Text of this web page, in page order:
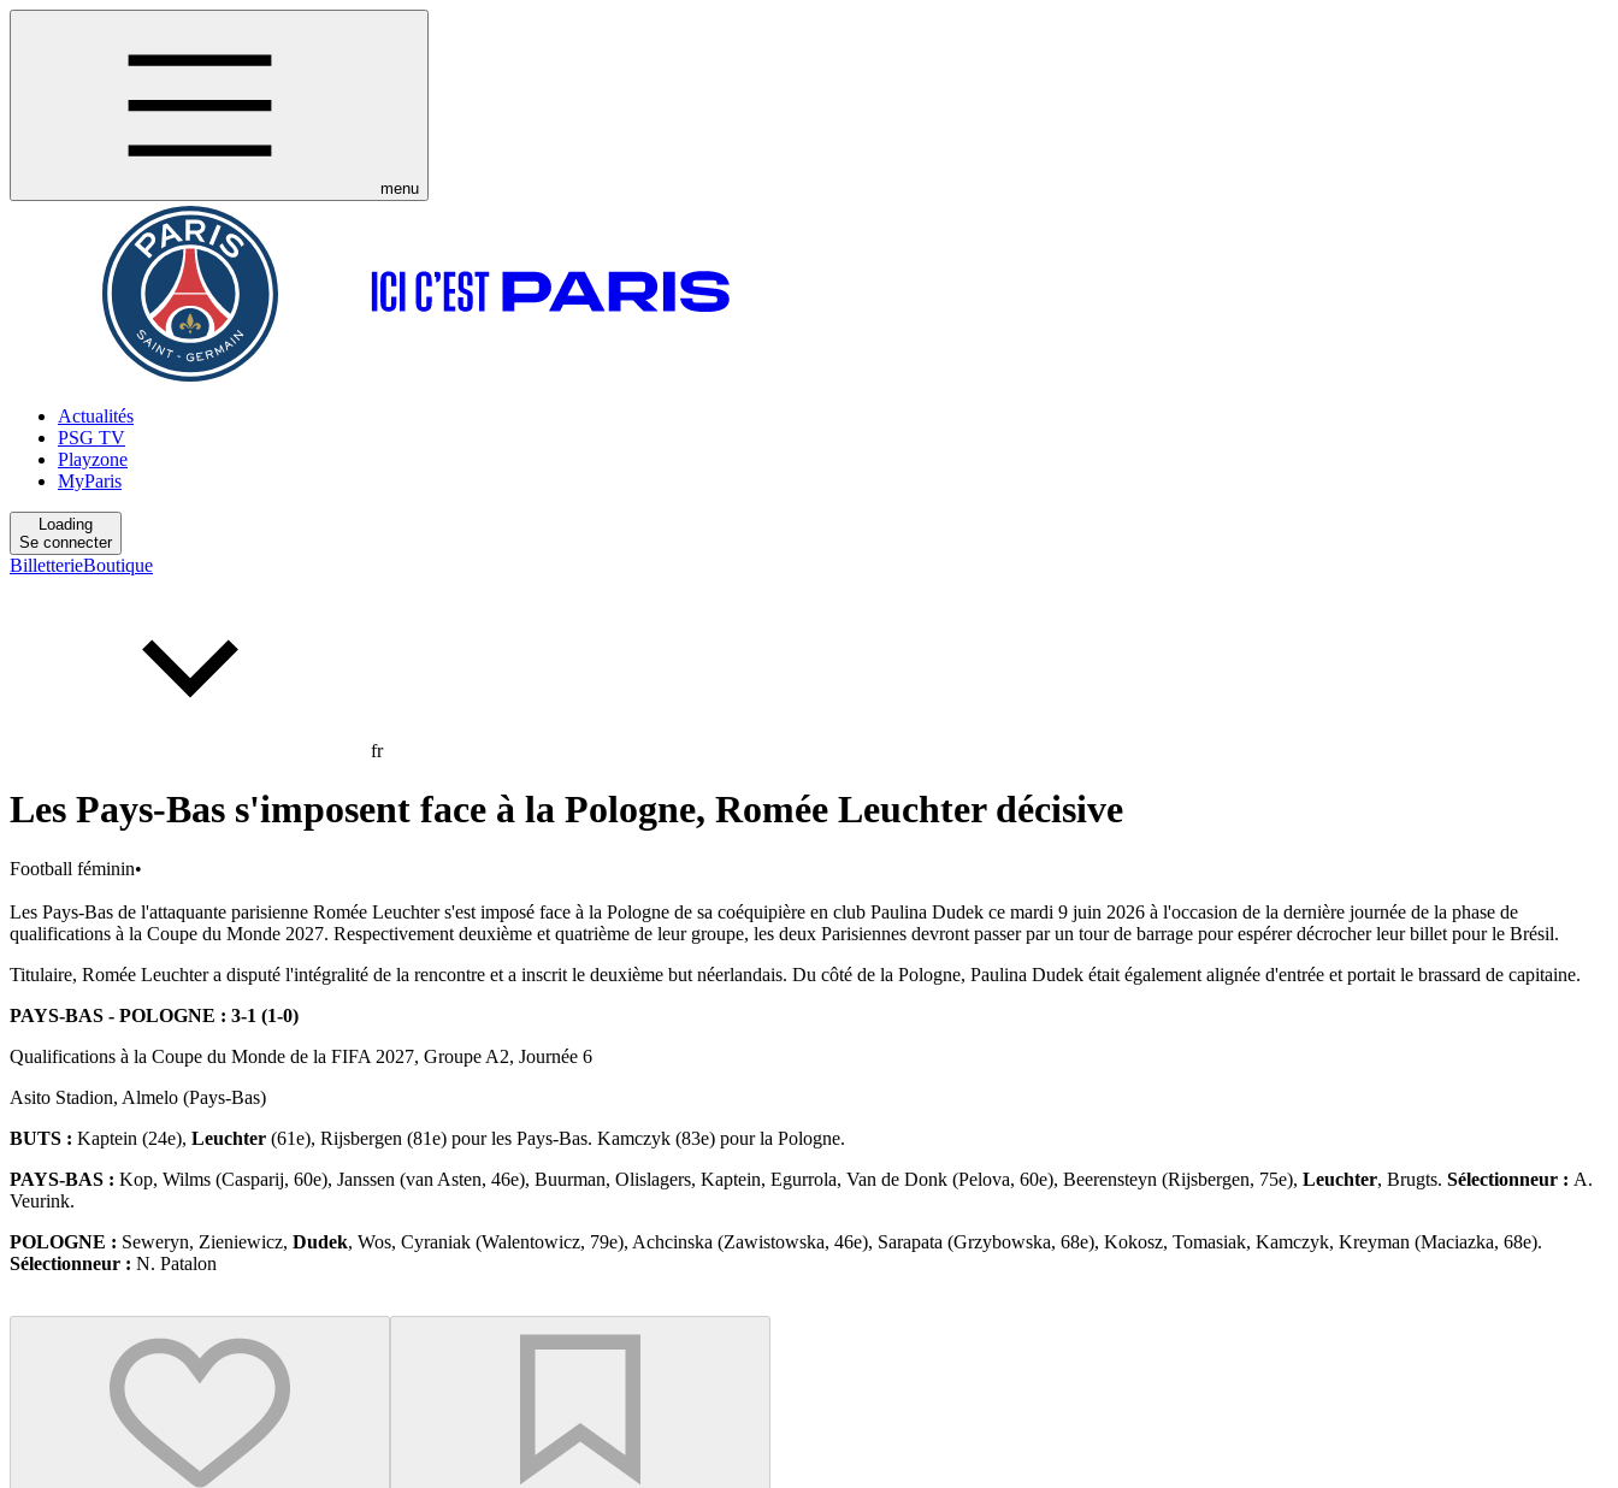
menu
Actualités
PSG TV
Playzone
MyParis
Loading
Se connecter
BilletterieBoutique
fr
Les Pays-Bas s'imposent face à la Pologne, Romée Leuchter décisive
Football féminin•
Les Pays-Bas de l'attaquante parisienne Romée Leuchter s'est imposé face à la Pologne de sa coéquipière en club Paulina Dudek ce mardi 9 juin 2026 à l'occasion de la dernière journée de la phase de
qualifications à la Coupe du Monde 2027. Respectivement deuxième et quatrième de leur groupe, les deux Parisiennes devront passer par un tour de barrage pour espérer décrocher leur billet pour le Brésil.
Titulaire, Romée Leuchter a disputé l'intégralité de la rencontre et a inscrit le deuxième but néerlandais. Du côté de la Pologne, Paulina Dudek était également alignée d'entrée et portait le brassard de capitaine.
PAYS-BAS - POLOGNE : 3-1 (1-0)
Qualifications à la Coupe du Monde de la FIFA 2027, Groupe A2, Journée 6
Asito Stadion, Almelo (Pays-Bas)
BUTS : Kaptein (24e), Leuchter (61e), Rijsbergen (81e) pour les Pays-Bas. Kamczyk (83e) pour la Pologne.
PAYS-BAS : Kop, Wilms (Casparij, 60e), Janssen (van Asten, 46e), Buurman, Olislagers, Kaptein, Egurrola, Van de Donk (Pelova, 60e), Beerensteyn (Rijsbergen, 75e), Leuchter, Brugts. Sélectionneur : A.
Veurink.
POLOGNE : Seweryn, Zieniewicz, Dudek, Wos, Cyraniak (Walentowicz, 79e), Achcinska (Zawistowska, 46e), Sarapata (Grzybowska, 68e), Kokosz, Tomasiak, Kamczyk, Kreyman (Maciazka, 68e).
Sélectionneur : N. Patalon